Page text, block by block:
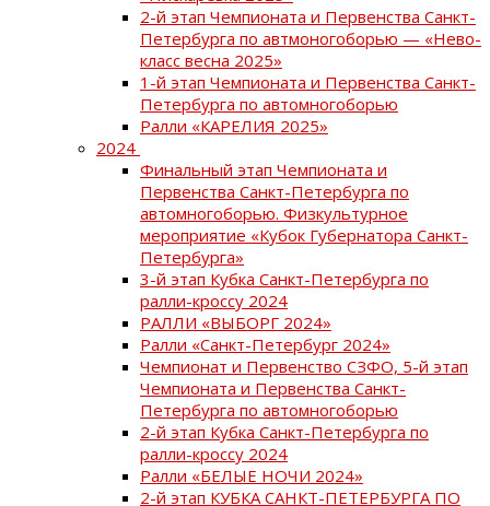
2-й этап Чемпионата и Первенства Санкт-
Петербурга по автмоногоборью — «Нево-
класс весна 2025»
1-й этап Чемпионата и Первенства Санкт-
Петербурга по автомногоборью
Ралли «КАРЕЛИЯ 2025»
2024
Финальный этап Чемпионата и
Первенства Санкт-Петербурга по
автомногоборью. Физкультурное
мероприятие «Кубок Губернатора Санкт-
Петербурга»
3-й этап Кубка Санкт-Петербурга по
ралли-кроссу 2024
РАЛЛИ «ВЫБОРГ 2024»
Ралли «Санкт-Петербург 2024»
Чемпионат и Первенство СЗФО, 5-й этап
Чемпионата и Первенства Санкт-
Петербурга по автомногоборью
2-й этап Кубка Санкт-Петербурга по
ралли-кроссу 2024
Ралли «БЕЛЫЕ НОЧИ 2024»
2-й этап КУБКА САНКТ-ПЕТЕРБУРГА ПО